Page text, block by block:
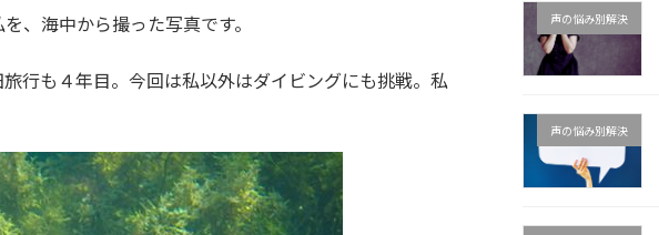
、海中から撮った写真です。
行も４年目。今回は私以外はダイビングにも挑戦。私
声の悩み別解決
声の悩み別解決